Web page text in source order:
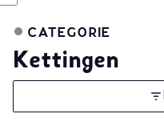
CATEGORIE
Kettingen